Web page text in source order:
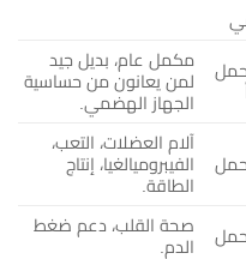
مكمل عام، بديل جيد
لمن يعانون من حساسية
الجهاز الهضمي.
آلام العضلات، التعب،
الفيبروميالغيا، إنتاج
الطاقة.
صحة القلب، دعم ضغط
الدم.